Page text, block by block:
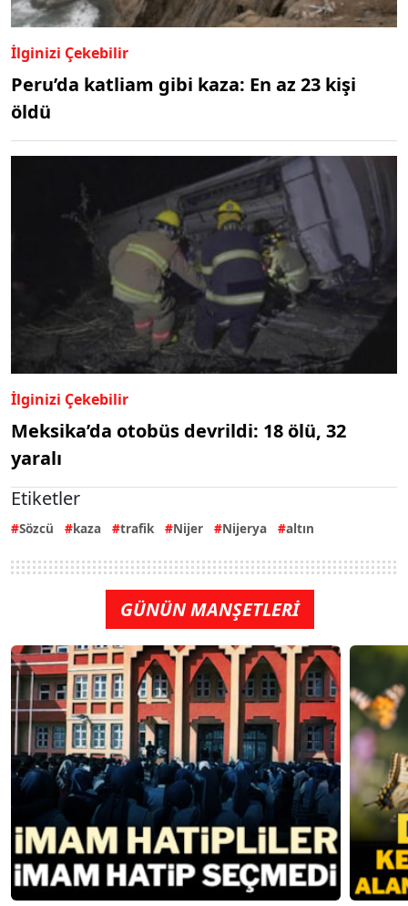
İlginizi Çekebilir
Peru’da katliam gibi kaza: En az 23 kişi
öldü
İlginizi Çekebilir
Meksika’da otobüs devrildi: 18 ölü, 32
yaralı
Etiketler
Sözcü kaza trafik Nijer Nijerya altın
GÜNÜN MANŞETLERİ